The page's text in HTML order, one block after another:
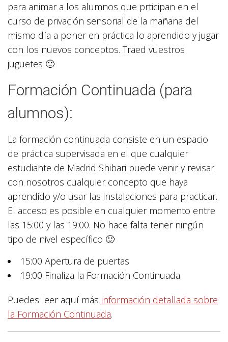
para animar a los alumnos que prticipan en el
curso de privación sensorial de la mañana del
mismo día a poner en práctica lo aprendido y jugar
con los nuevos conceptos. Traed vuestros
juguetes 🙂
Formación Continuada (para
alumnos):
La formación continuada consiste en un espacio
de práctica supervisada en el que cualquier
estudiante de Madrid Shibari puede venir y revisar
con nosotros cualquier concepto que haya
aprendido y/o usar las instalaciones para practicar.
El acceso es posible en cualquier momento entre
las 15:00 y las 19:00. No hace falta tener ningún
tipo de nivel específico 🙂
15:00 Apertura de puertas
19:00 Finaliza la Formación Continuada
Puedes leer aquí más información detallada sobre
la Formación Continuada.